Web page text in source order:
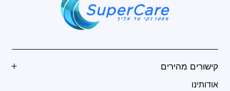
קישורים מהירים
אודותינו